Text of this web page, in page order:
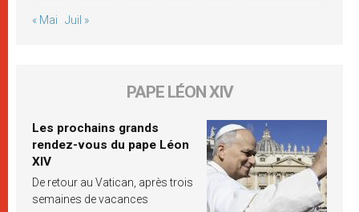
« Mai Juil »
PAPE LÉON XIV
Les prochains grands
rendez-vous du pape Léon
XIV
De retour au Vatican, après trois
semaines de vacances